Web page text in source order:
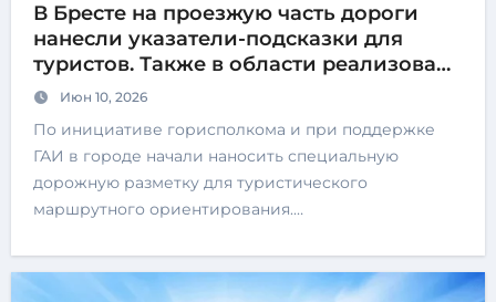
В Бресте на проезжую часть дороги
нанесли указатели-подсказки для
туристов. Также в области реализован
проект по созданию музыкальной
Июн 10, 2026
По инициативе горисполкома и при поддержке
ГАИ в городе начали наносить специальную
дорожную разметку для туристического
маршрутного ориентирования.…